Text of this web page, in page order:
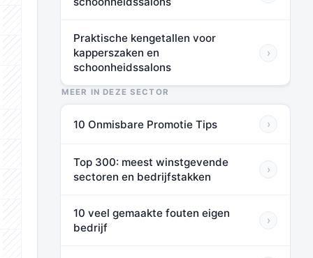
⬛⬛⬛
⬛⬛⬛
⬛⬛⬛
⬛⬛⬛
Praktische kengetallen voor
kapperszaken en
schoonheidssalons
›
MEER IN DEZE SECTOR
10 Onmisbare Promotie Tips ›
Top 300: meest winstgevende
sectoren en bedrijfstakken
›
10 veel gemaakte fouten eigen
bedrijf
›